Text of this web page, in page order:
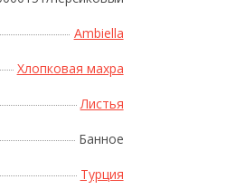
Ambiella
Хлопковая махра
Листья
Банное
Турция